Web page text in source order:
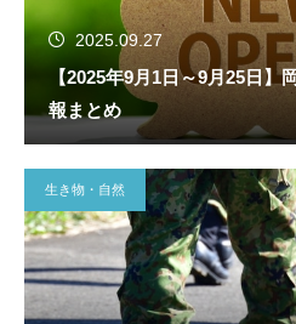
2025.09.27
【2025年9月1日～9月25日】
報まとめ
生き物・自然